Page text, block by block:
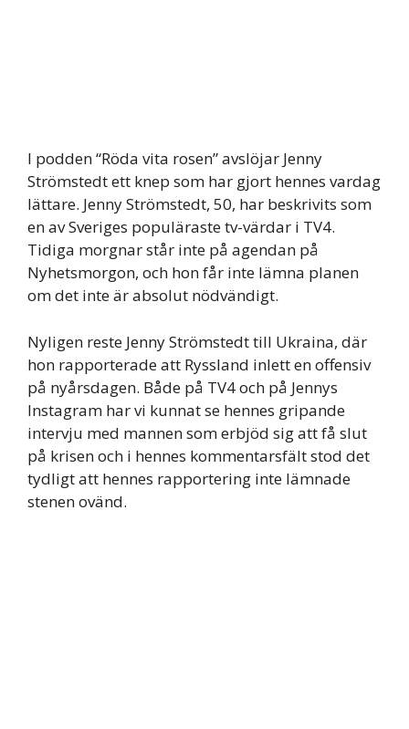
I podden “Röda vita rosen” avslöjar Jenny
Strömstedt ett knep som har gjort hennes vardag
lättare. Jenny Strömstedt, 50, har beskrivits som
en av Sveriges populäraste tv-värdar i TV4.
Tidiga morgnar står inte på agendan på
Nyhetsmorgon, och hon får inte lämna planen
om det inte är absolut nödvändigt.
Nyligen reste Jenny Strömstedt till Ukraina, där
hon rapporterade att Ryssland inlett en offensiv
på nyårsdagen. Både på TV4 och på Jennys
Instagram har vi kunnat se hennes gripande
intervju med mannen som erbjöd sig att få slut
på krisen och i hennes kommentarsfält stod det
tydligt att hennes rapportering inte lämnade
stenen ovänd.